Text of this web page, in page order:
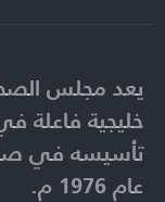
يعد مجلس
خليجية فاعلة
عام 1976 م.